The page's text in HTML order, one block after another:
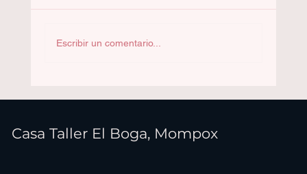
Escribir un comentario...
Casa Taller El Boga, Mompox